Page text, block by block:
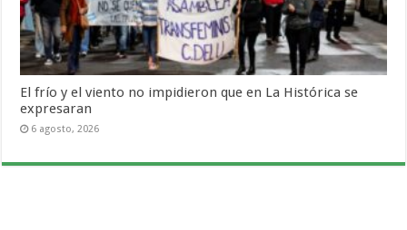
El frío y el viento no impidieron que en La Histórica se
expresaran
6 agosto, 2026